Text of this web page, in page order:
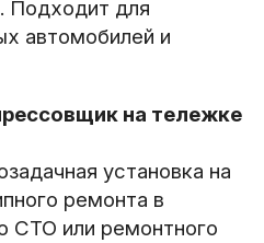
Подходит для
автомобилей и
на тележке
установка на
ремонта в
СТО или ремонтного